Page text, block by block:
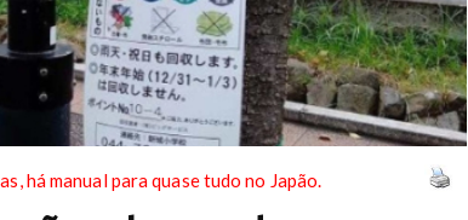
há manual para quase tudo no Japão.